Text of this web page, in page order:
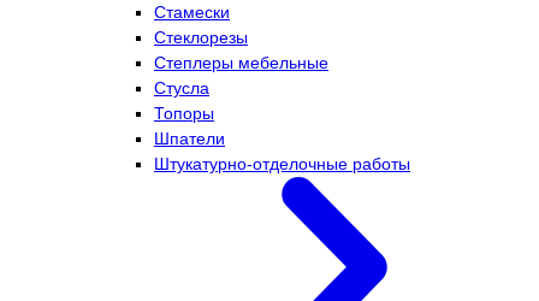
Стамески
Стеклорезы
Степлеры мебельные
Стусла
Топоры
Шпатели
Штукатурно-отделочные работы